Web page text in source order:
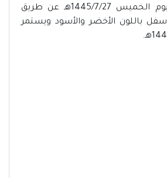
يبدأ التقديم من اليوم الخميس 1445/7/27هـ عن طريق
باللون الأخضر والأسود ويستمر